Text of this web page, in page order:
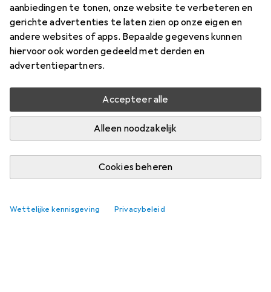
aanbiedingen te tonen, onze website te verbeteren en
gerichte advertenties te laten zien op onze eigen en
andere websites of apps. Bepaalde gegevens kunnen
hiervoor ook worden gedeeld met derden en
advertentiepartners.
Accepteer alle
Alleen noodzakelijk
Cookies beheren
Wettelijke kennisgeving Privacybeleid